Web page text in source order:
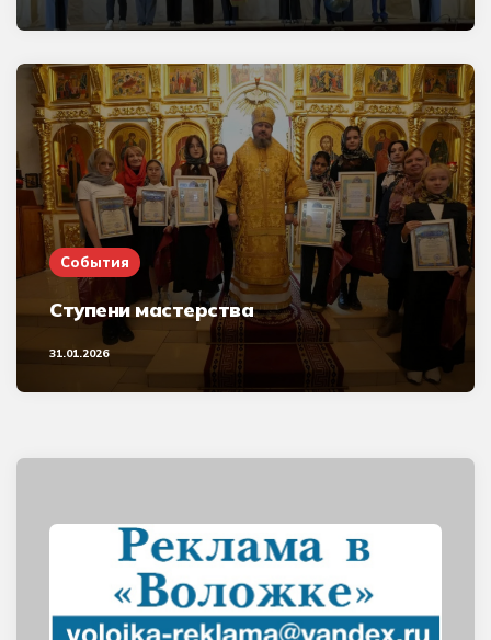
События
Ступени мастерства
31.01.2026